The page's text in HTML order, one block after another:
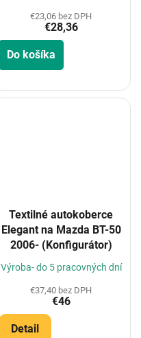
€23,06 bez DPH
€28,36
Do košíka
Textilné autokoberce
Elegant na Mazda BT-50
2006- (Konfigurátor)
Výroba- do 5 pracovných dní
€37,40 bez DPH
€46
Detail